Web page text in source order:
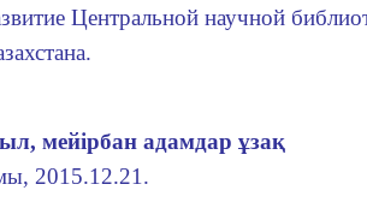
Центральной научной
мейірбан адамдар ұзақ
2015.12.21.